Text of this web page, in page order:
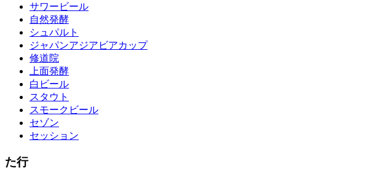
サワービール
自然発酵
シュパルト
ジャパンアジアビアカップ
修道院
上面発酵
白ビール
スタウト
スモークビール
セゾン
セッション
た行